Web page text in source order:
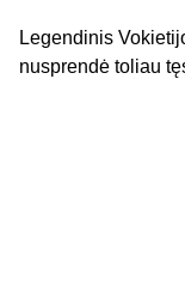
Legendinis
nusprendė toliau